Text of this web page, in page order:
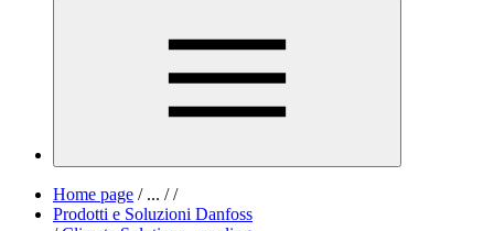
Home page /... / /
Prodotti e Soluzioni Danfoss